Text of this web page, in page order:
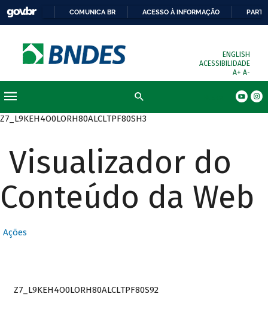
COMUNICA BR ACESSO À INFORMAÇÃO
ENGLISH
ACESSIBILIDADE
A+ A-
Z7_L9KEH4O0LORH80ALCLTPF80SH3
Visualizador do
Conteúdo da Web
Ações
Z7_L9KEH4O0LORH80ALCLTPF80S92